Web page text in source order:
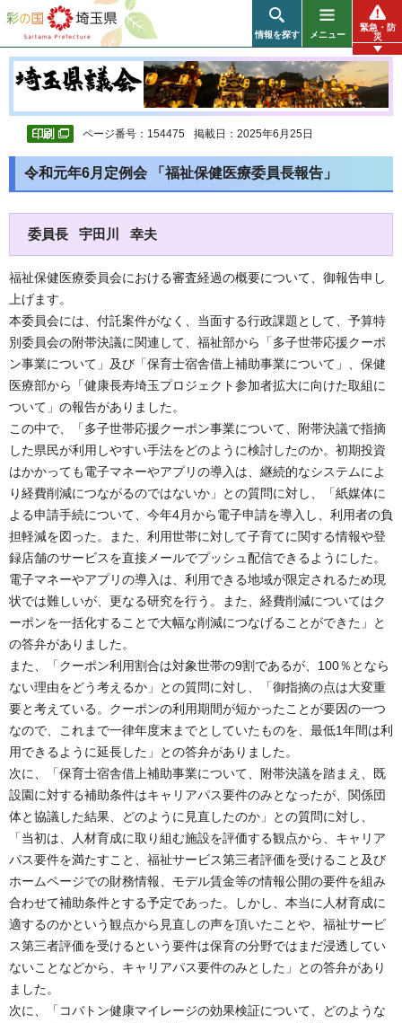
彩の国 埼玉県
情報を探す メニュー
緊急・防
災
ページ番号：154475 掲載日：2025年6月25日
令和元年6月定例会 「福祉保健医療委員長報告」
委員長 宇田川 幸夫
福祉保健医療委員会における審査経過の概要について、御報告申し
上げます。
本委員会には、付託案件がなく、当面する行政課題として、予算特
別委員会の附帯決議に関連して、福祉部から「多子世帯応援クーポ
ン事業について」及び「保育士宿舎借上補助事業について」、保健
医療部から「健康長寿埼玉プロジェクト参加者拡大に向けた取組に
ついて」の報告がありました。
この中で、「多子世帯応援クーポン事業について、附帯決議で指摘
した県民が利用しやすい手法をどのように検討したのか。初期投資
はかかっても電子マネーやアプリの導入は、継続的なシステムによ
り経費削減につながるのではないか」との質問に対し、「紙媒体に
よる申請手続について、今年4月から電子申請を導入し、利用者の負
担軽減を図った。また、利用世帯に対して子育てに関する情報や登
録店舗のサービスを直接メールでプッシュ配信できるようにした。
電子マネーやアプリの導入は、利用できる地域が限定されるため現
状では難しいが、更なる研究を行う。また、経費削減についてはク
ーポンを一括化することで大幅な削減につなげることができた」と
の答弁がありました。
また、「クーポン利用割合は対象世帯の9割であるが、100％となら
ない理由をどう考えるか」との質問に対し、「御指摘の点は大変重
要と考えている。クーポンの利用期間が短かったことが要因の一つ
なので、これまで一律年度末までとしていたものを、最低1年間は利
用できるように延長した」との答弁がありました。
次に、「保育士宿舎借上補助事業について、附帯決議を踏まえ、既
設園に対する補助条件はキャリアパス要件のみとなったが、関係団
体と協議した結果、どのように見直したのか」との質問に対し、
「当初は、人材育成に取り組む施設を評価する観点から、キャリア
パス要件を満たすこと、福祉サービス第三者評価を受けること及び
ホームページでの財務情報、モデル賃金等の情報公開の要件を組み
合わせて補助条件とする予定であった。しかし、本当に人材育成に
適するのかという観点から見直しの声を頂いたことや、福祉サービ
ス第三者評価を受けるという要件は保育の分野ではまだ浸透してい
ないことなどから、キャリアパス要件のみとした」との答弁があり
ました。
次に、「コバトン健康マイレージの効果検証について、どのような